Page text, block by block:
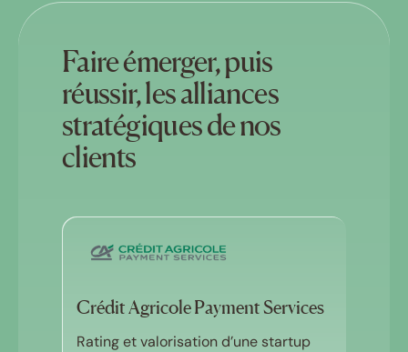
Faire émerger, puis
réussir, les alliances
stratégiques de nos
clients
Crédit Agricole Payment Services
Rating et valorisation d’une startup